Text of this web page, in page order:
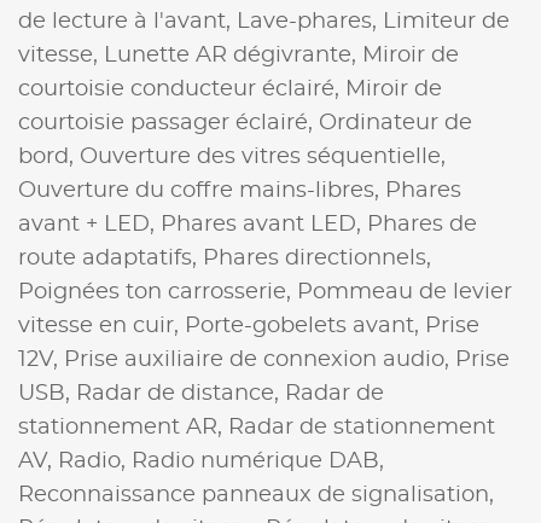
de lecture à l'avant,
Lave-phares,
Limiteur de
vitesse,
Lunette AR dégivrante, Miroir de
courtoisie conducteur éclairé, Miroir de
courtoisie passager éclairé, Ordinateur de
bord, Ouverture des vitres séquentielle,
Ouverture du coffre mains-libres, Phares
avant + LED, Phares avant LED, Phares de
route adaptatifs, Phares directionnels,
Poignées ton carrosserie, Pommeau de levier
vitesse en cuir, Porte-gobelets avant, Prise
12V, Prise auxiliaire de connexion audio, Prise
USB, Radar de distance, Radar de
stationnement AR, Radar de stationnement
AV, Radio, Radio numérique DAB,
Reconnaissance panneaux de signalisation,